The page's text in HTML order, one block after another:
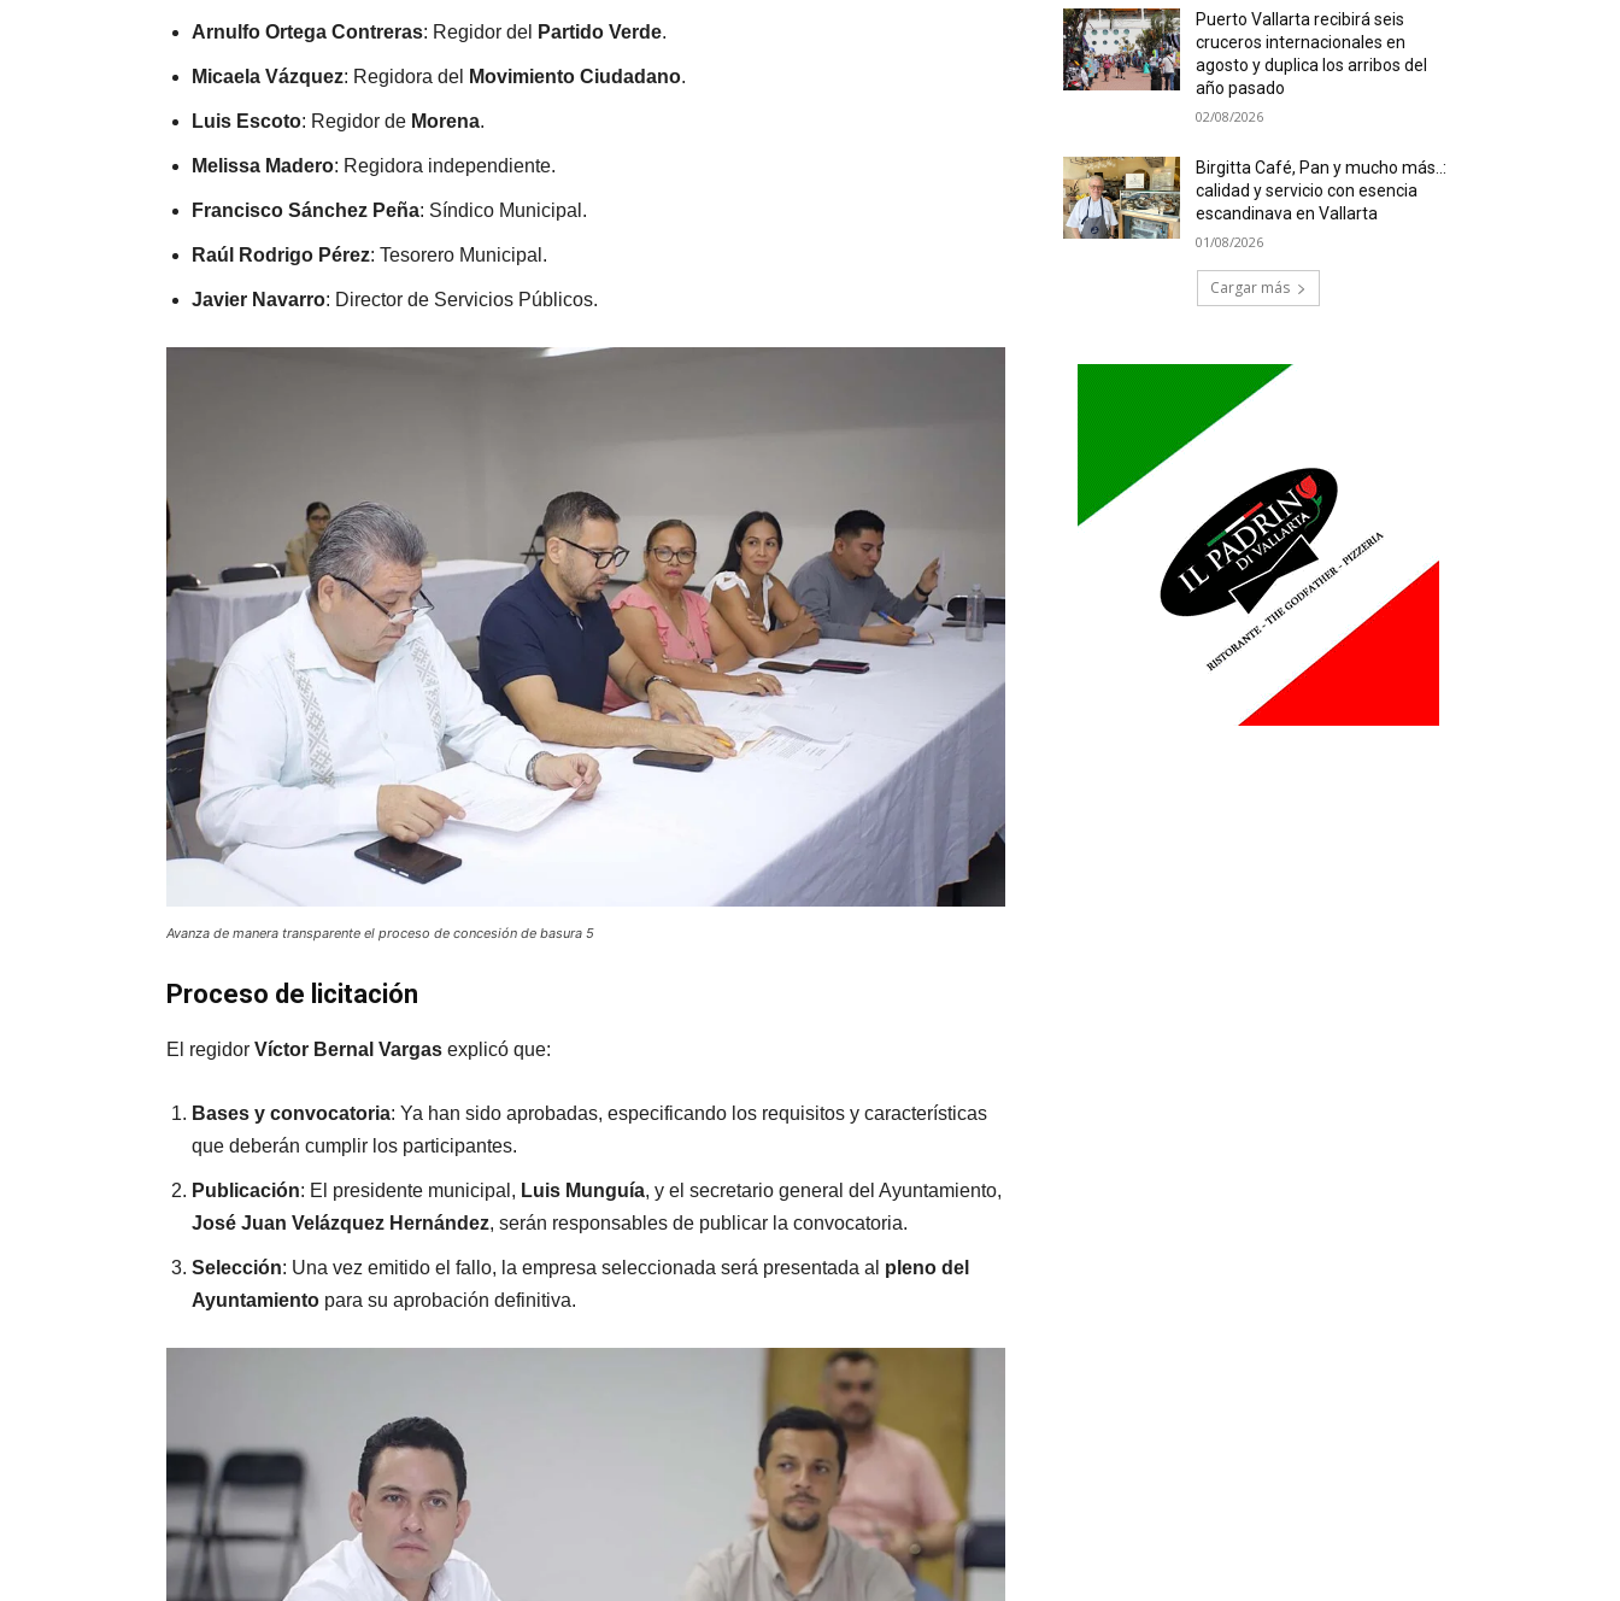
Arnulfo Ortega Contreras: Regidor del Partido Verde.
Micaela Vázquez: Regidora del Movimiento Ciudadano.
Luis Escoto: Regidor de Morena.
Melissa Madero: Regidora independiente.
Francisco Sánchez Peña: Síndico Municipal.
Raúl Rodrigo Pérez: Tesorero Municipal.
Javier Navarro: Director de Servicios Públicos.
Avanza de manera transparente el proceso de concesión de basura 5
Proceso de licitación
El regidor Víctor Bernal Vargas explicó que:
Bases y convocatoria: Ya han sido aprobadas, especificando los requisitos y características
que deberán cumplir los participantes.
Publicación: El presidente municipal, Luis Munguía, y el secretario general del Ayuntamiento,
José Juan Velázquez Hernández, serán responsables de publicar la convocatoria.
Selección: Una vez emitido el fallo, la empresa seleccionada será presentada al pleno del
Ayuntamiento para su aprobación definitiva.
Puerto Vallarta recibirá seis
cruceros internacionales en
agosto y duplica los arribos del
año pasado
02/08/2026
Birgitta Café, Pan y mucho más..:
calidad y servicio con esencia
escandinava en Vallarta
01/08/2026
Cargar más